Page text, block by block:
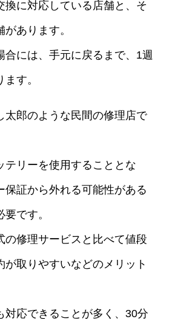
換に対応している店舗と、そ
あります。
合には、手元に戻るまで、1週
す。
太郎のような民間の修理店で
テリーを使用することとな
保証から外れる可能性がある
です。
の修理サービスと比べて値段
が取りやすいなどのメリット
対応できることが多く、30分